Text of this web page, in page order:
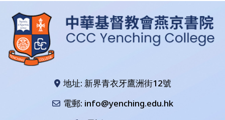
地址: 新界青衣牙鷹洲街12號
電郵: info@yenching.edu.hk